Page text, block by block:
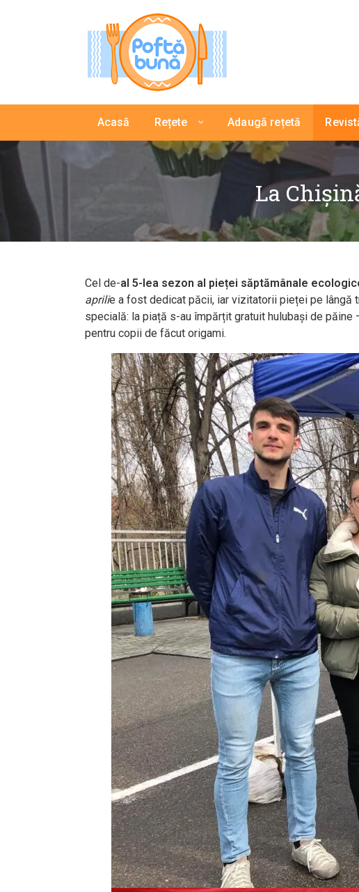
Acasă Rețete Adaugă rețetă
La
Cel de-al 5-lea sezon al pieței săptămânale
aprilie a fost dedicat păcii, iar vizitatorii pieței pe lângă
specială: la piață s-au împărțit gratuit hulubași de
pentru copii de făcut origami.